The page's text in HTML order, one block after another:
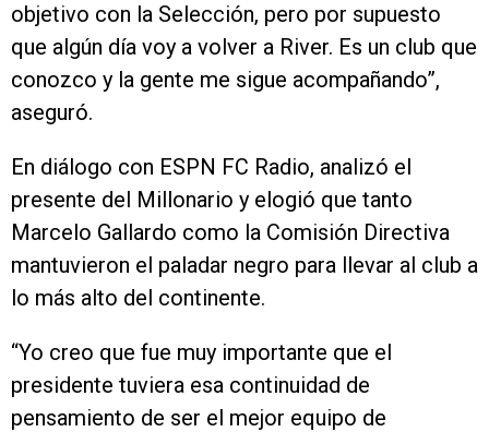
objetivo con la Selección, pero por supuesto
que algún día voy a volver a River. Es un club que
conozco y la gente me sigue acompañando”,
aseguró.
En diálogo con ESPN FC Radio, analizó el
presente del Millonario y elogió que tanto
Marcelo Gallardo como la Comisión Directiva
mantuvieron el paladar negro para llevar al club a
lo más alto del continente.
“Yo creo que fue muy importante que el
presidente tuviera esa continuidad de
pensamiento de ser el mejor equipo de